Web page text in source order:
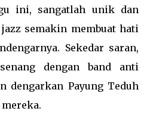
ini, sangatlah unik dan
semakin membuat hati
Sekedar saran,
dengan band anti
dengarkan Payung Teduh